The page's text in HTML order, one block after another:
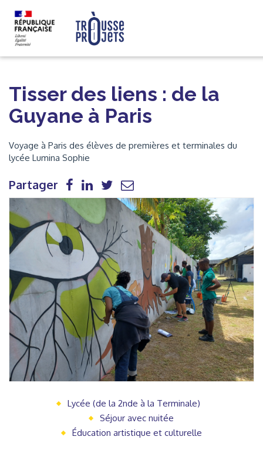
Tisser des liens : de la
Guyane à Paris
Voyage à Paris des élèves de premières et terminales du
lycée Lumina Sophie
Partager
Lycée (de la 2nde à la Terminale)
Séjour avec nuitée
Éducation artistique et culturelle